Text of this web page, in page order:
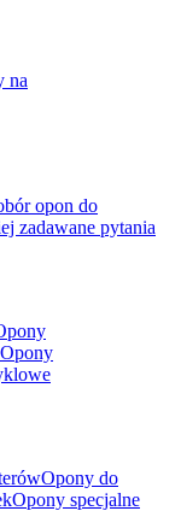
na
opon do
zadawane pytania
Opony
Opony do
Opony specjalne